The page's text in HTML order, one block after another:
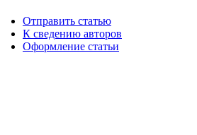
Отправить статью
К сведению авторов
Оформление статьи